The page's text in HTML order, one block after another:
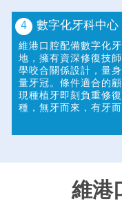
4 數字化牙科中心
維港口腔配備數字化
地，擁有資深修復技
學咬合關係設計，量
量牙冠。條件適合的
現種植牙即刻負重修
種，無牙而來，有牙而
維港